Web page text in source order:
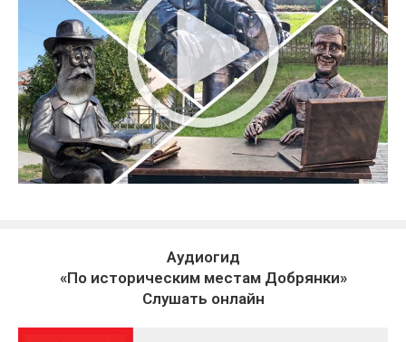
Аудиогид
«По историческим местам Добрянки»
Слушать онлайн